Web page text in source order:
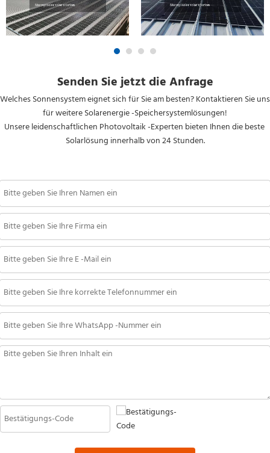
Senden Sie jetzt die Anfrage
Welches Sonnensystem eignet sich für Sie am besten? Kontaktieren Sie uns
für weitere Solarenergie -Speichersystemlösungen!
Unsere leidenschaftlichen Photovoltaik -Experten bieten Ihnen die beste
Solarlösung innerhalb von 24 Stunden.